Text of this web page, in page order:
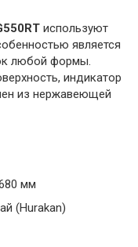
используют
является
любой формы.
индикатор
из нержавеющей
мм
(Hurakan)